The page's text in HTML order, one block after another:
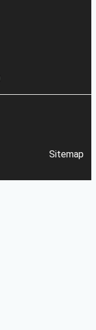
Sitemap